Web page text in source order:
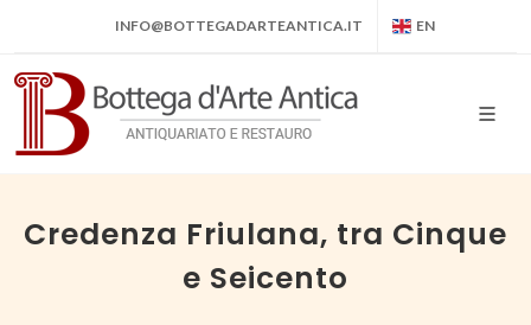
INFO@BOTTEGADARTEANTICA.IT EN
Credenza Friulana, tra Cinque
e Seicento